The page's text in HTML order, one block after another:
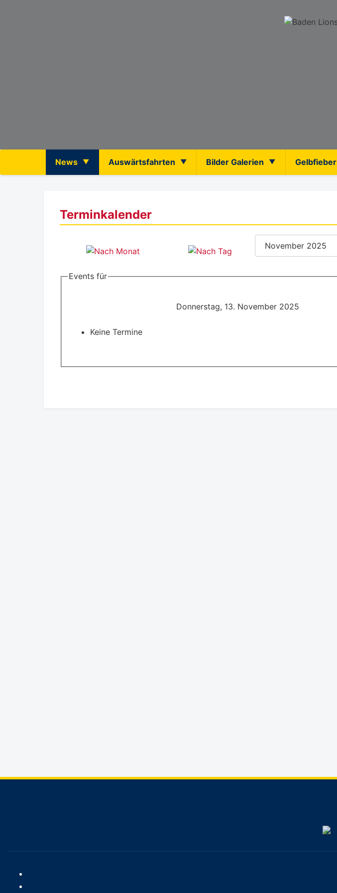
News Auswärtsfahrten Bilder Galerien Gelbfieber
Terminkalender
Events für
Donnerstag, 13. November 2025
Keine Termine